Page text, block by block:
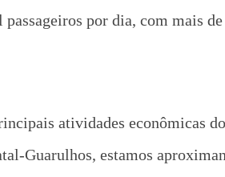
por dia, com mais
atividades econômicas
Guarulhos, estamos